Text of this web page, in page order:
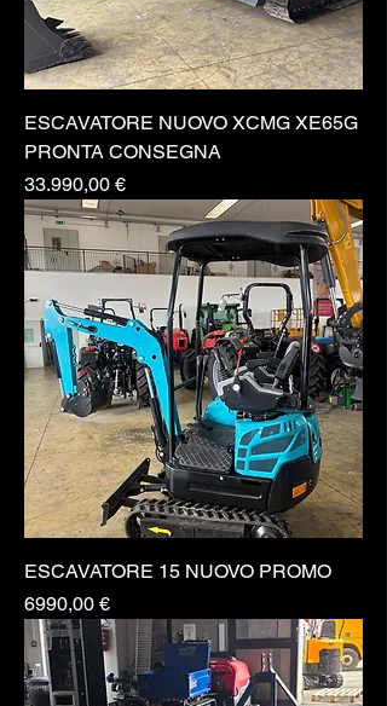
ESCAVATORE NUOVO XCMG XE65G
PRONTA CONSEGNA
Prezzo
33.990,00 €
ESCAVATORE 15 NUOVO PROMO
Prezzo
6990,00 €